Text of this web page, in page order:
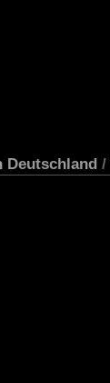
Deutschland /